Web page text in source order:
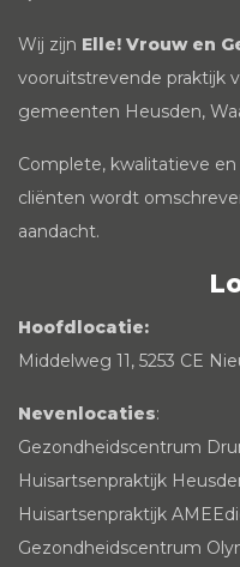
Wij zijn Elle! Vrouw en
vooruitstrevende praktijk
gemeenten Heusden,
Complete, kwalitatieve
cliënten wordt
aandacht.
Hoofdlocatie:
Middelweg 11, 5253 CE
Nevenlocaties:
Gezondheidscentrum
Huisartsenpraktijk
Huisartsenpraktijk
Gezondheidscentrum